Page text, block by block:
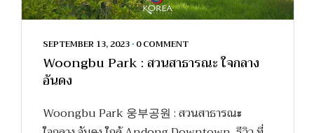
SEPTEMBER 13, 2023 • 0 COMMENT
Woongbu Park : สวนสาธารณะ ใจกลาง
อันดง
Woongbu Park 웅부공원 : สวนสาธารณะ